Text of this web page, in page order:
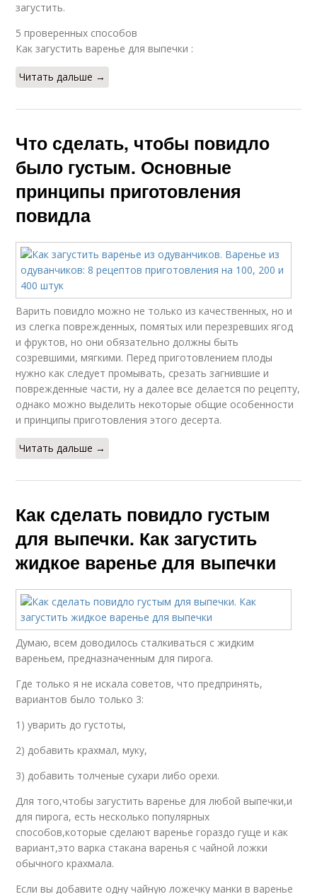
загустить.
5 проверенных способов
Как загустить варенье для выпечки :
Читать дальше →
Что сделать, чтобы повидло
было густым. Основные
принципы приготовления
повидла
Варить повидло можно не только из качественных, но и
из слегка поврежденных, помятых или перезревших ягод
и фруктов, но они обязательно должны быть
созревшими, мягкими. Перед приготовлением плоды
нужно как следует промывать, срезать загнившие и
поврежденные части, ну а далее все делается по рецепту,
однако можно выделить некоторые общие особенности
и принципы приготовления этого десерта.
Читать дальше →
Как сделать повидло густым
для выпечки. Как загустить
жидкое варенье для выпечки
Думаю, всем доводилось сталкиваться с жидким
вареньем, предназначенным для пирога.
Где только я не искала советов, что предпринять,
вариантов было только 3:
1) уварить до густоты,
2) добавить крахмал, муку,
3) добавить толченые сухари либо орехи.
Для того,чтобы загустить варенье для любой выпечки,и
для пирога, есть несколько популярных
способов,которые сделают варенье гораздо гуще и как
вариант,это варка стакана варенья с чайной ложки
обычного крахмала.
Если вы добавите одну чайную ложечку манки в варенье